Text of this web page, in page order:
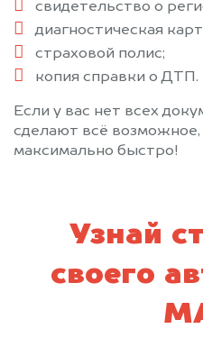
свидетельство о
диагностическая
страховой полис;
копия справки о ДТП.
Если у вас нет всех
сделают всё
максимально быстро!
Узнай
своего